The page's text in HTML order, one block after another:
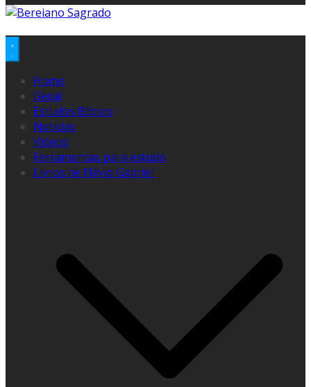
Home
Geral
Estudos Bíblico
Noticias
Videos
Ferramentas para estudo
Livros de Flávio Gabriel